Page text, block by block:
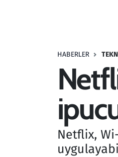
HABERLER
Netflix,
Savunma Sanayi
Seçim 2023